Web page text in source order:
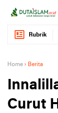
Rubrik
Home › Berita
Curut